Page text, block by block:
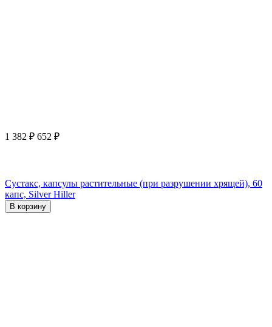
1 382 ₽ 652 ₽
Сустакс, капсулы растительные (при разрушении хрящей), 60
капс, Silver Hiller
В корзину